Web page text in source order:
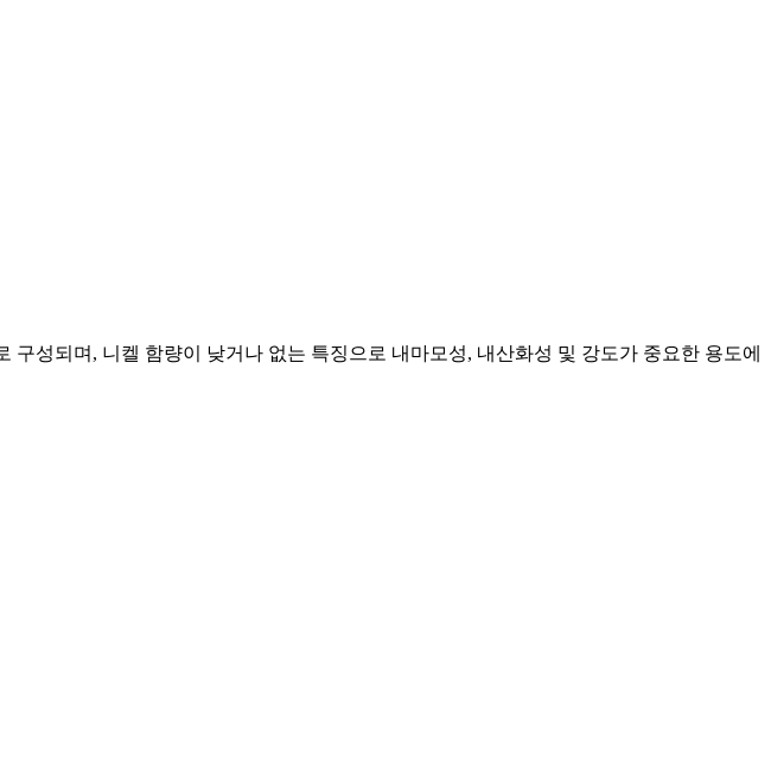
구성되며, 니켈 함량이 낮거나 없는 특징으로 내마모성, 내산화성 및 강도가 중요한 용도에